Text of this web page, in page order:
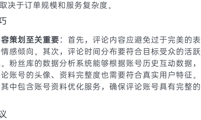
于订单规模和服务复杂度。
容策划至关重要：首先，评论内容应避免过于完美的表
感倾向。其次，评论时间分布要符合目标受众的活跃
粉丝库的数据分析系统能够根据账号历史互动数据，
账号的头像、资料完整度也需要符合真实用户特征。
其中包含账号资料优化服务，确保评论账号具有完整的